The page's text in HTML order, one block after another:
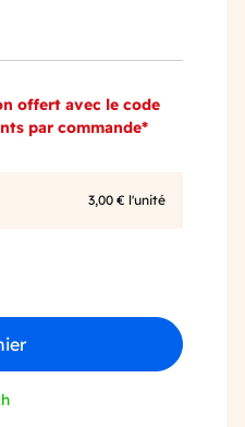
offert avec le code
par commande*
3,00 € l'unité